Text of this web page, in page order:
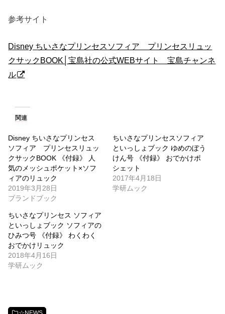
参考サイト
Disney ちいさなプリンセスソフィア プリンセスリュッ
クサックBOOK│宝島社の公式WEBサイト 宝島チャンネ
ル
関連
Disney ちいさなプリンセス
ソフィア プリンセスリュッ
クサックBOOK 《付録》 人
気のメッシュポケット×ソフ
ィアのリュック
2019年3月28日
ブランドブック
ちいさなプリンセスソフィア
といっしょブック ゆめのぼう
けん号 《付録》 おでかけポ
シェット
2017年4月18日
学研ムック
ちいさなプリンセス ソフィア
といっしょブック ソフィアの
ひみつ号 《付録》 わくわく
おでかけリュック
2018年4月16日
学研ムック